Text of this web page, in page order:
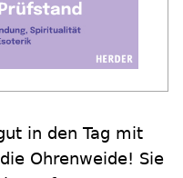
in den Tag mit
Ohrenweide! Sie